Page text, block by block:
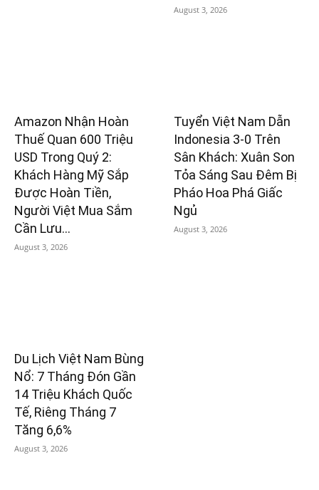
August 3, 2026
Amazon Nhận Hoàn
Thuế Quan 600 Triệu
USD Trong Quý 2:
Khách Hàng Mỹ Sắp
Được Hoàn Tiền,
Người Việt Mua Sắm
Cần Lưu...
August 3, 2026
Tuyển Việt Nam Dẫn
Indonesia 3-0 Trên
Sân Khách: Xuân Son
Tỏa Sáng Sau Đêm Bị
Pháo Hoa Phá Giấc
Ngủ
August 3, 2026
Du Lịch Việt Nam Bùng
Nổ: 7 Tháng Đón Gần
14 Triệu Khách Quốc
Tế, Riêng Tháng 7
Tăng 6,6%
August 3, 2026